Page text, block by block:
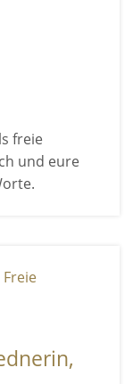
freie
und eure